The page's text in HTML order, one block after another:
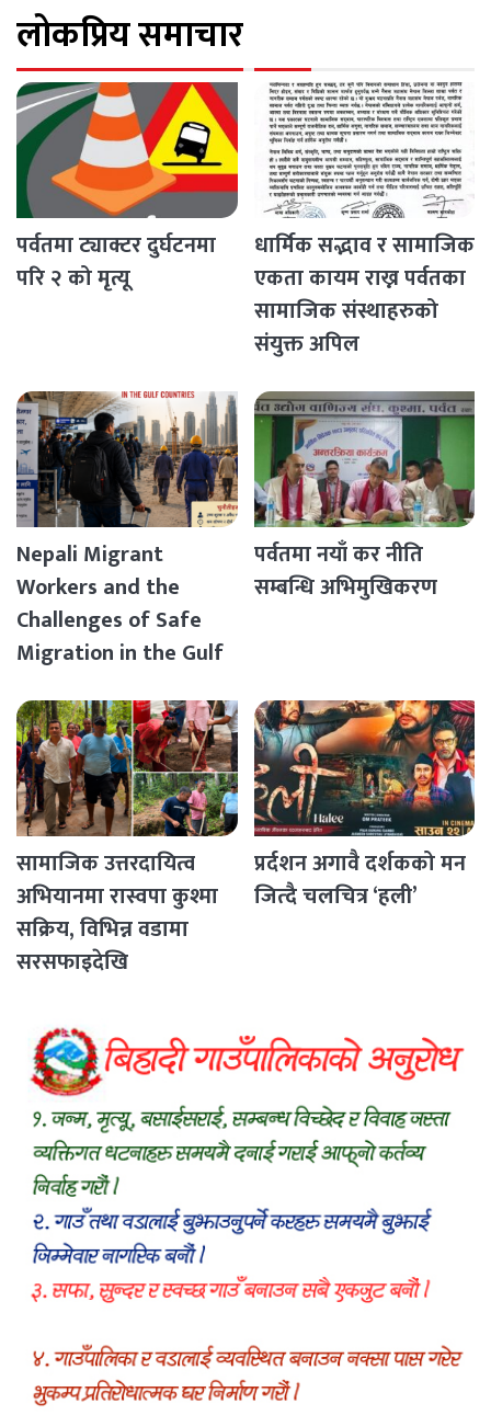
लोकप्रिय समाचार
पर्वतमा ट्याक्टर दुर्घटनमा
परि २ को मृत्यू
धार्मिक सद्भाव र सामाजिक
एकता कायम राख्न पर्वतका
सामाजिक संस्थाहरुको
संयुक्त अपिल
Nepali Migrant
Workers and the
Challenges of Safe
Migration in the Gulf
पर्वतमा नयाँ कर नीति
सम्बन्धि अभिमुखिकरण
सामाजिक उत्तरदायित्व
अभियानमा रास्वपा कुश्मा
सक्रिय, विभिन्न वडामा
सरसफाइदेखि
प्रर्दशन अगावै दर्शकको मन
जित्दै चलचित्र ‘हली’